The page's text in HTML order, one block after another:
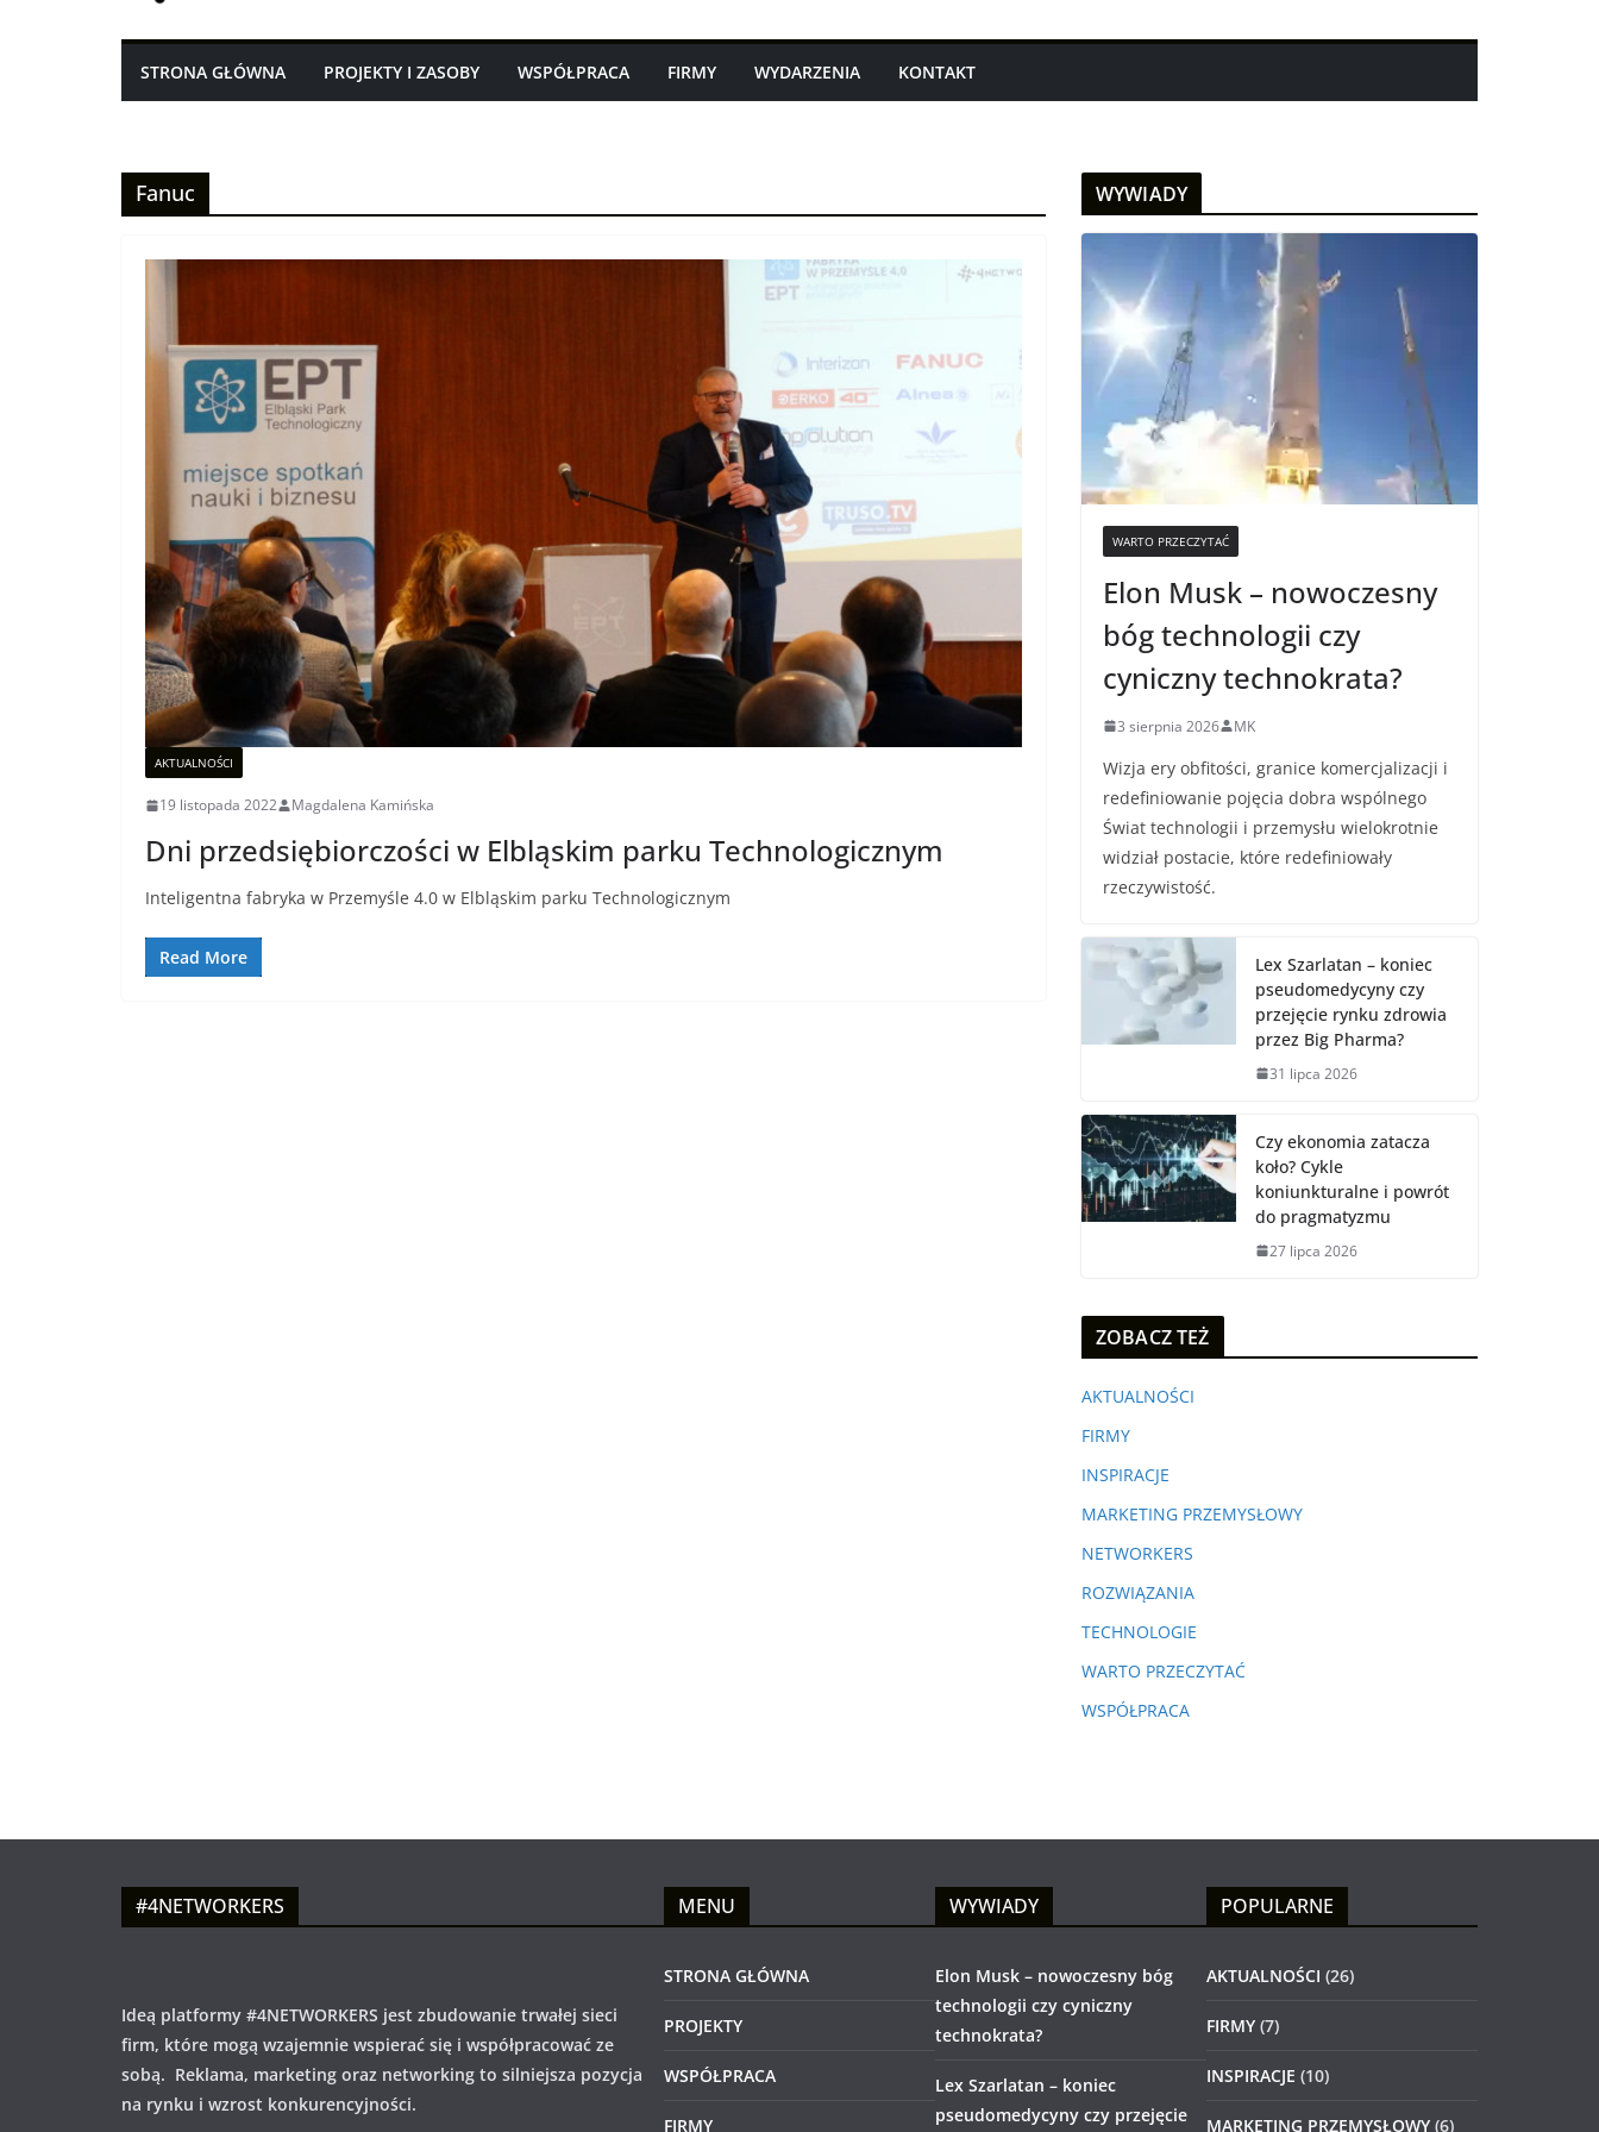
STRONA GŁÓWNA PROJEKTY I ZASOBY WSPÓŁPRACA FIRMY WYDARZENIA KONTAKT
Fanuc
AKTUALNOŚCI
19 listopada 2022 Magdalena Kamińska
Dni przedsiębiorczości w Elbląskim parku Technologicznym
Inteligentna fabryka w Przemyśle 4.0 w Elbląskim parku Technologicznym
Read More
WYWIADY
WARTO PRZECZYTAĆ
Elon Musk – nowoczesny
bóg technologii czy
cyniczny technokrata?
3 sierpnia 2026 MK
Wizja ery obfitości, granice komercjalizacji i
redefiniowanie pojęcia dobra wspólnego
Świat technologii i przemysłu wielokrotnie
widział postacie, które redefiniowały
rzeczywistość.
Lex Szarlatan – koniec
pseudomedycyny czy
przejęcie rynku zdrowia
przez Big Pharma?
31 lipca 2026
Czy ekonomia zatacza
koło? Cykle
koniunkturalne i powrót
do pragmatyzmu
27 lipca 2026
ZOBACZ TEŻ
AKTUALNOŚCI
FIRMY
INSPIRACJE
MARKETING PRZEMYSŁOWY
NETWORKERS
ROZWIĄZANIA
TECHNOLOGIE
WARTO PRZECZYTAĆ
WSPÓŁPRACA
#4NETWORKERS
Ideą platformy #4NETWORKERS jest zbudowanie trwałej sieci
firm, które mogą wzajemnie wspierać się i współpracować ze
sobą. Reklama, marketing oraz networking to silniejsza pozycja
na rynku i wzrost konkurencyjności.
MENU
STRONA GŁÓWNA
PROJEKTY
WSPÓŁPRACA
FIRMY
WYWIADY
Elon Musk – nowoczesny bóg
technologii czy cyniczny
technokrata?
Lex Szarlatan – koniec
pseudomedycyny czy przejęcie
POPULARNE
AKTUALNOŚCI (26)
FIRMY (7)
INSPIRACJE (10)
MARKETING PRZEMYSŁOWY (6)